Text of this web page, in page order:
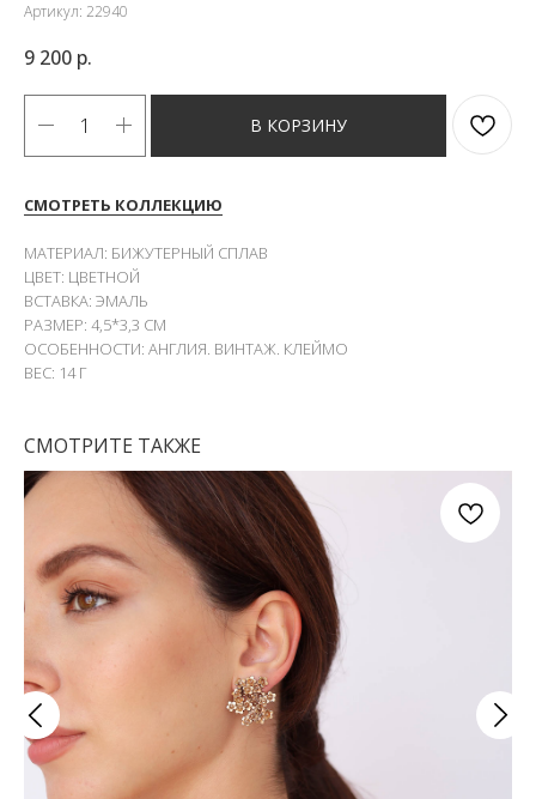
Артикул: 22940
9 200 р.
В КОРЗИНУ
СМОТРЕТЬ КОЛЛЕКЦИЮ
МАТЕРИАЛ: БИЖУТЕРНЫЙ СПЛАВ
ЦВЕТ: ЦВЕТНОЙ
ВСТАВКА: ЭМАЛЬ
РАЗМЕР: 4,5*3,3 СМ
ОСОБЕННОСТИ: АНГЛИЯ. ВИНТАЖ. КЛЕЙМО
ВЕС: 14 Г
СМОТРИТЕ ТАКЖЕ